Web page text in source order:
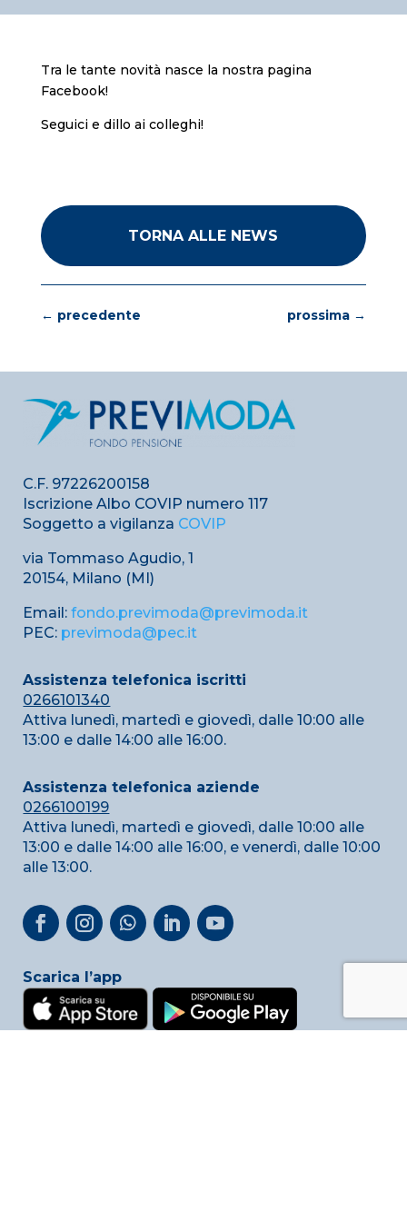
Tra le tante novità nasce la nostra pagina
Facebook!
Seguici e dillo ai colleghi!
TORNA ALLE NEWS
← precedente prossima →
C.F. 97226200158
Iscrizione Albo COVIP numero 117
Soggetto a vigilanza COVIP
via Tommaso Agudio, 1
20154, Milano (MI)
Email:fondo.previmoda@previmoda.it
PEC: previmoda@pec.it
Assistenza telefonica iscritti
0266101340
Attiva lunedì, martedì e giovedì, dalle 10:00 alle
13:00 e dalle 14:00 alle 16:00.
Assistenza telefonica aziende
0266100199
Attiva lunedì, martedì e giovedì, dalle 10:00 alle
13:00 e dalle 14:00 alle 16:00, e venerdì, dalle 10:00
alle 13:00.
Scarica l’app